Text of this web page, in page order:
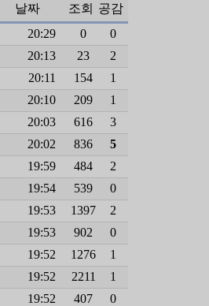
날짜 조회
공감
20:29 0
0
20:13 23
2
20:11 154
1
20:10 209
1
20:03 616
3
20:02 836
5
19:59 484
2
19:54 539
0
19:53 1397
2
19:53 902
0
19:52 1276
1
19:52 2211
1
19:52 407 0